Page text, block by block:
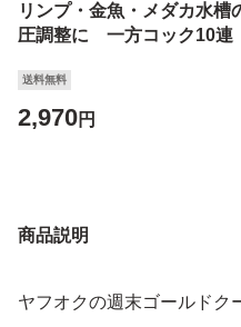
リンプ・金魚・メダカ水
圧調整に 一方コック10連
送料無料
2,970円
商品説明
ヤフオクの週末ゴールドク